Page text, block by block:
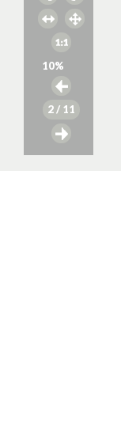
10%
2/ 11